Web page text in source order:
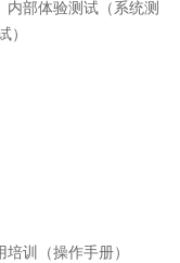
部体验测试（系统测
）
训（操作手册）